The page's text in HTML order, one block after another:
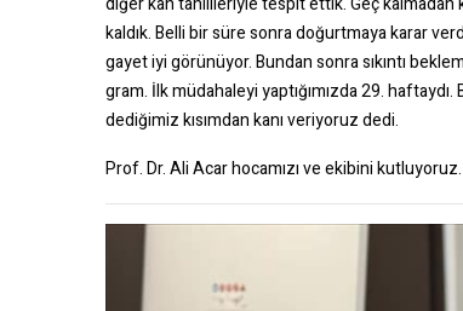
kaldık. Belli bir süre sonra doğurtmaya karar
gayet iyi görünüyor. Bundan sonra sıkıntı
gram. İlk müdahaleyi yaptığımızda 29.
dediğimiz kısımdan kanı veriyoruz dedi.
Prof. Dr. Ali Acar hocamızı ve ekibini kutluyoruz.